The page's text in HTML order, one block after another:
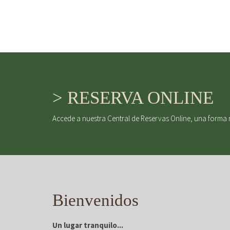
> RESERVA ONLINE
Accede a nuestra Central de Reservas Online, una
Bienvenidos
Un lugar tranquilo...